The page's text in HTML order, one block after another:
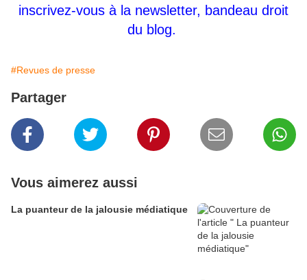
inscrivez-vous à la newsletter, bandeau droit
du blog.
#Revues de presse
Partager
Vous aimerez aussi
La puanteur de la jalousie médiatique